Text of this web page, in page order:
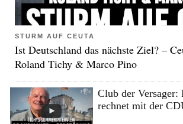
STURM AUF CEUTA
Ist Deutschland das nächste Ziel? –
Roland Tichy & Marco Pino
Club der Versager:
rechnet mit der